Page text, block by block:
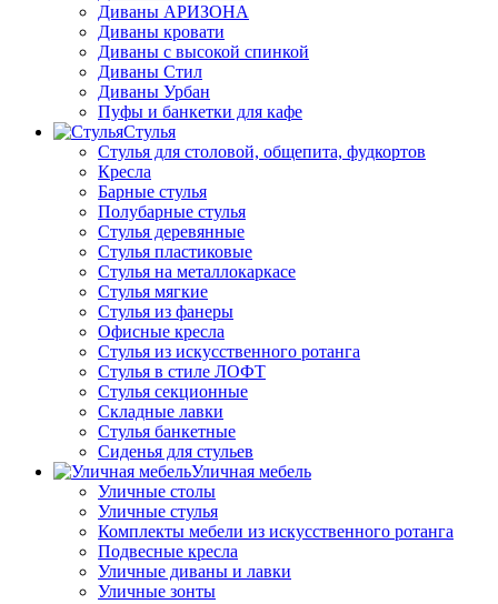
Диваны АРИЗОНА
Диваны кровати
Диваны с высокой спинкой
Диваны Стил
Диваны Урбан
Пуфы и банкетки для кафе
Стулья
Стулья для столовой, общепита, фудкортов
Кресла
Барные стулья
Полубарные стулья
Стулья деревянные
Стулья пластиковые
Стулья на металлокаркасе
Стулья мягкие
Стулья из фанеры
Офисные кресла
Стулья из искусственного ротанга
Стулья в стиле ЛОФТ
Стулья секционные
Складные лавки
Стулья банкетные
Сиденья для стульев
Уличная мебель
Уличные столы
Уличные стулья
Комплекты мебели из искусственного ротанга
Подвесные кресла
Уличные диваны и лавки
Уличные зонты